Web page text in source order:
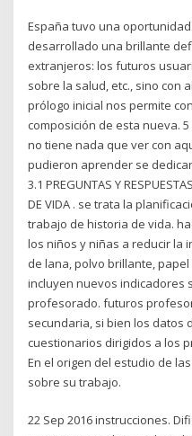
España tuvo una
desarrollado una brillante
extranjeros: los futuros
sobre la salud, etc., sino con
prólogo inicial nos permite
composición de esta nueva.
no tiene nada que ver con
pudieron aprender se
3.1 PREGUNTAS Y
DE VIDA . se trata la
trabajo de historia de vida.
los niños y niñas a reducir la
de lana, polvo brillante,
incluyen nuevos indicadores
profesorado. futuros
secundaria, si bien los datos
cuestionarios dirigidos a los
En el origen del estudio de
sobre su trabajo.
22 Sep 2016 instrucciones.